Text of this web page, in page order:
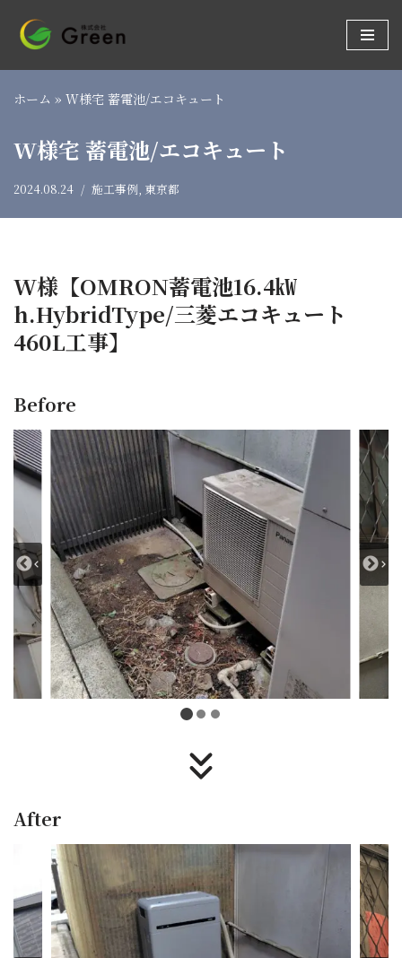
コ
ン
テ
へ
ス
ホーム » W様宅 蓄電池/エコキュート
W様宅 蓄電池/エコキュート
2024.08.24 施工事例, 東京都
W様【OMRON蓄電池16.4㎾
h.HybridType/三菱エコキュート
460L工事】
Before
After